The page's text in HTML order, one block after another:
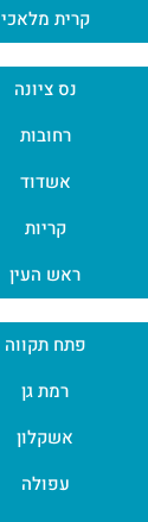
קרית מלאכי
נס ציונה
רחובות
אשדוד
קריות
ראש העין
פתח תקווה
רמת גן
אשקלון
עפולה